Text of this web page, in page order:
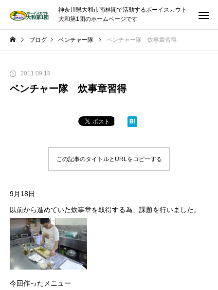
神奈川県大和市南林間で活動するボーイスカウト
大和第1団のホームページです
ブログ ベンチャー隊 ベンチャー隊 炊事章習得
2011.09.18
ベンチャー隊 炊事章習得
この記事のタイトルとURLをコピーする
9月18日
以前から進めていた炊事章を取得する為、課題を行いました。
今回作ったメニュー